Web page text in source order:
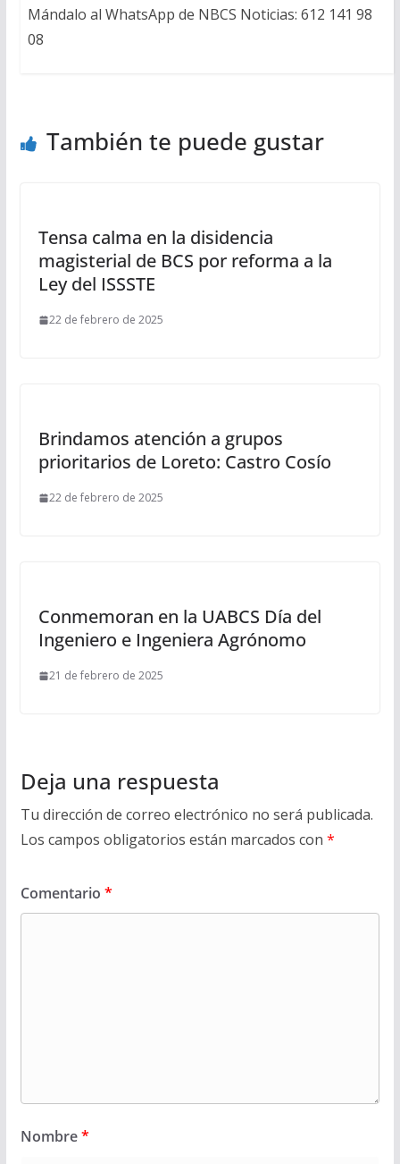
Mándalo al WhatsApp de NBCS Noticias: 612 141 98
08
También te puede gustar
Tensa calma en la disidencia
magisterial de BCS por reforma a la
Ley del ISSSTE
22 de febrero de 2025
Brindamos atención a grupos
prioritarios de Loreto: Castro Cosío
22 de febrero de 2025
Conmemoran en la UABCS Día del
Ingeniero e Ingeniera Agrónomo
21 de febrero de 2025
Deja una respuesta
Tu dirección de correo electrónico no será publicada.
Los campos obligatorios están marcados con *
Comentario *
Nombre*